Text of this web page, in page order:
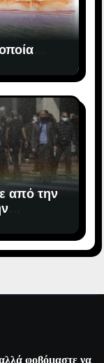
από την
φοβόμαστε να